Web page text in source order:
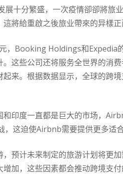
十分繁盛，一次疫情卻卻將旅
將給重啟之後旅业帶來的异樣正
，Booking Holdings和Expedia
这些公司还将服务全世界的消
来。根据数据显示，全球的跨
印度一直都是巨大的市场，
这迫使Airbnb需要提供更多适
预计未来制定的旅游计划将更
加，这些因素都会推动跨境支付